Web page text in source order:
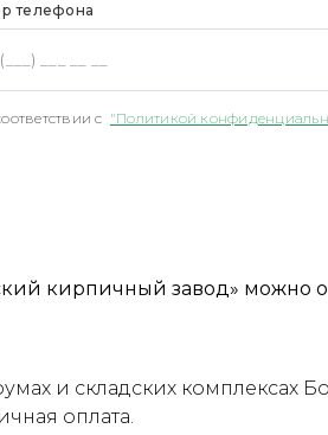
телефона
с "Политикой
кирпичный завод» можно
и складских комплексах
оплата.